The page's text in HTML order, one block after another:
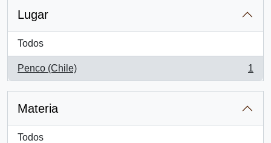
Lugar
Todos
Penco (Chile)
, 1 resultados
1
Materia
Todos